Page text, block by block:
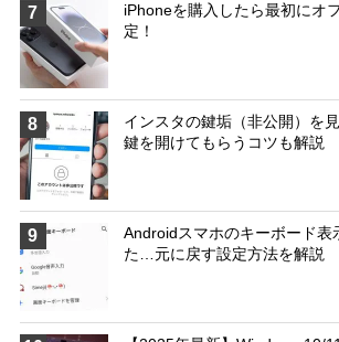
7
iPhoneを購入したら最初にオ
定！
8
インスタの鍵垢（非公開）を
鍵を開けてもらうコツも解説
9
Androidスマホのキーボード表
た…元に戻す設定方法を解説